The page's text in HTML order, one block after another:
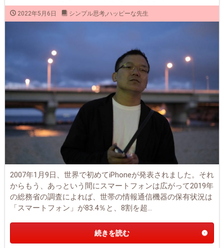
2022年5月6日 シンプル思考,ハッピーな先生
2007年1月9日、世界で初めてiPhoneが発表されました。それ
からもう、あっという間にスマートフォンは広がって2019年
の総務省の調査によれば、世帯の情報通信機器の保有状況は
「スマートフォン」が83.4％と、8割を超...
続きを読む